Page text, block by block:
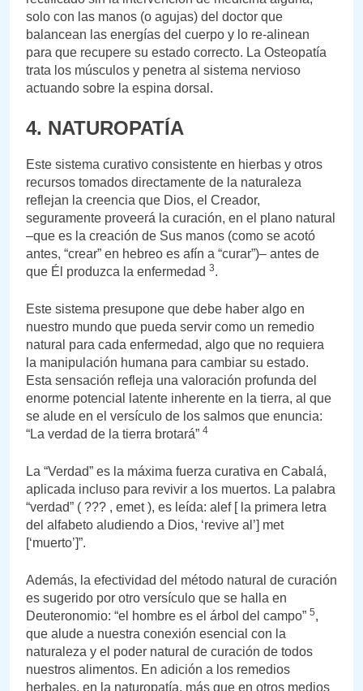
solo con las manos (o agujas) del doctor que
balancean las energías del cuerpo y lo re-alinean
para que recupere su estado correcto. La Osteopatía
trata los músculos y penetra al sistema nervioso
actuando sobre la espina dorsal.
4. NATUROPATÍA
Este sistema curativo consistente en hierbas y otros
recursos tomados directamente de la naturaleza
reflejan la creencia que Dios, el Creador,
seguramente proveerá la curación, en el plano natural
–que es la creación de Sus manos (como se acotó
antes, “crear” en hebreo es afín a “curar”)– antes de
que Él produzca la enfermedad 3.
Este sistema presupone que debe haber algo en
nuestro mundo que pueda servir como un remedio
natural para cada enfermedad, algo que no requiera
la manipulación humana para cambiar su estado.
Esta sensación refleja una valoración profunda del
enorme potencial latente inherente en la tierra, al que
se alude en el versículo de los salmos que enuncia:
“La verdad de la tierra brotará” 4
La “Verdad” es la máxima fuerza curativa en Cabalá,
aplicada incluso para revivir a los muertos. La palabra
“verdad” ( ??? , emet ), es leída: alef [ la primera letra
del alfabeto aludiendo a Dios, ‘revive al’] met
[‘muerto’]”.
Además, la efectividad del método natural de curación
es sugerido por otro versículo que se halla en
Deuteronomio: “el hombre es el árbol del campo” 5,
que alude a nuestra conexión esencial con la
naturaleza y el poder natural de curación de todos
nuestros alimentos. En adición a los remedios
herbales, en la naturopatía, más que en otros medios